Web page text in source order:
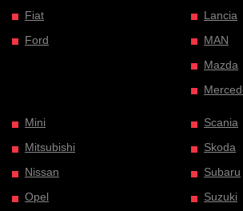
Fiat
Ford
Lancia
MAN
Mazda
Mini
Mitsubishi
Nissan
Opel
Scania
Skoda
Subaru
Suzuki